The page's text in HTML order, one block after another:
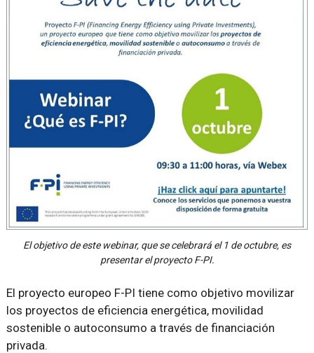
El objetivo de este webinar, que se celebrará el 1 de octubre, es
presentar el proyecto F-PI.
El proyecto europeo F-PI tiene como objetivo movilizar
los proyectos de eficiencia energética, movilidad
sostenible o autoconsumo a través de financiación
privada.